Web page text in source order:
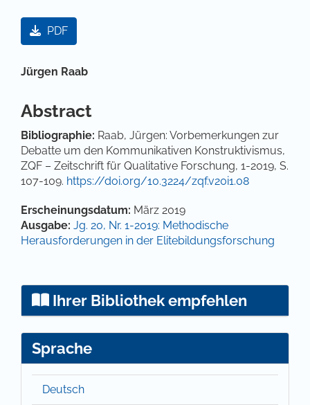
Artikel-Sidebar
PDF
Hauptsächlicher Artikelinhalt
Jürgen Raab
Abstract
Bibliographie: Raab, Jürgen: Vorbemerkungen zur
Debatte um den Kommunikativen Konstruktivismus,
ZQF – Zeitschrift für Qualitative Forschung, 1-2019, S.
107-109. https://doi.org/10.3224/zqf.v20i1.08
Artikel-Details
Erscheinungsdatum: März 2019
Ausgabe: Jg. 20, Nr. 1-2019: Methodische
Herausforderungen in der Elitebildungsforschung
Ihrer Bibliothek empfehlen
Sprache
Deutsch